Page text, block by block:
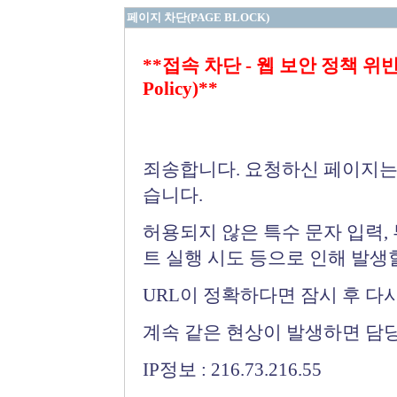
페이지 차단(PAGE BLOCK)
**접속 차단 - 웹 보안 정책 위
Policy)**
죄송합니다. 요청하신 페이지
습니다.
허용되지 않은 특수 문자 입력
트 실행 시도 등으로 인해 발생
URL이 정확하다면 잠시 후 다
계속 같은 현상이 발생하면 담
IP정보 : 216.73.216.55